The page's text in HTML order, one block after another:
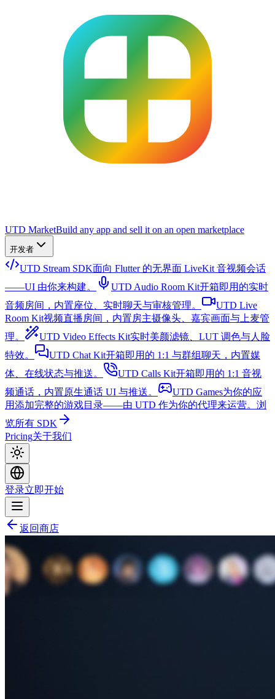
UTD MarketBuild any app and sell it on an open marketplace
开发者
UTD Stream SDK面向 Flutter 的无界面 LiveKit 音视频会话
——UI 由你来构建。
UTD Audio Room Kit开箱即用的实时
音频房间，内置座位、实时聊天与审核管理。
UTD Live
Room Kit视频直播房间，内置房主摄像头、嘉宾画面与上麦管
理。
UTD Video Effects Kit实时美颜滤镜、LUT 调色与人脸
特效。
UTD Chat Kit开箱即用的 1:1 与群组聊天，内置媒
体、在线状态与推送。
UTD Calls Kit开箱即用的 1:1 音视
频通话，内置原生通话 UI 与推送。
UTD Games为你的应
用添加完整的游戏目录——由 UTD 作为你的代理来运营。 浏
览所有 SDK
Pricing关于我们
登录立即开始
返回商店